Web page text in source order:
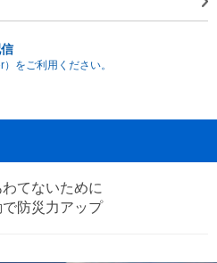
をご利用ください。
てないために
防災力アップ